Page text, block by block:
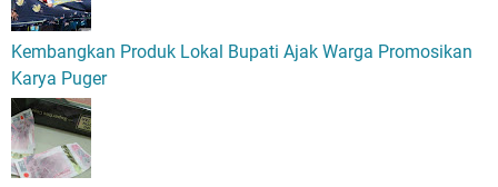
Kembangkan Produk Lokal Bupati Ajak Warga Promosikan
Karya Puger